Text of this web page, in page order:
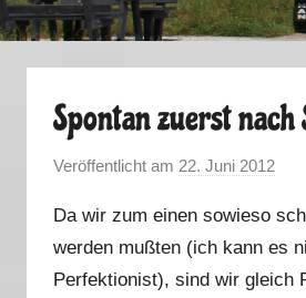
Spontan zuerst
Veröffentlicht am 22. Juni 2012
n
M
a
Da wir zum einen sowieso
werden mußten (ich kann es
Perfektionist), sind wir gleich